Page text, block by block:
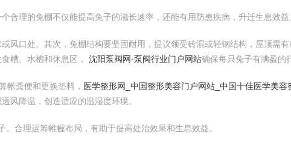
合理的兔棚不仅能提高兔子的滋长速率，还能有用防患疾病，升迁生息效益
风口处。其次，兔棚结构要坚固耐用，提议领受砖混或轻钢结构，屋顶需
槽、水槽和休息区， 沈阳泵阀网-泵阀行业门户网站确保每只兔子有满盈的
帐粪便和更换垫料， 医学整形网_中国整形美容门户网站_中国十佳医学美容
风降温，创造适应的温湿度环境。
合理运筹帷幄布局，有助于提高处治效果和生息效益。